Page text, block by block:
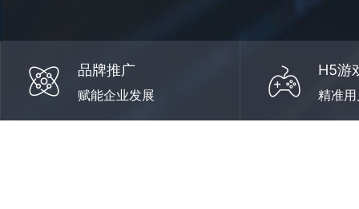
品牌推广
赋能企业发展
H5游
精准